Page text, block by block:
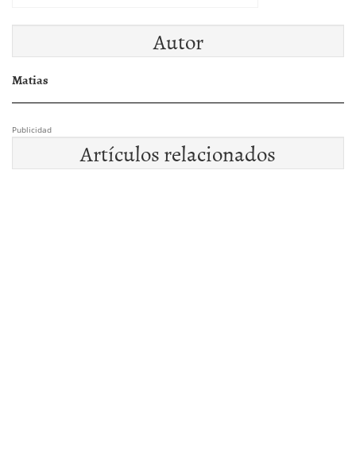
Autor
Matias
Publicidad
Artículos relacionados